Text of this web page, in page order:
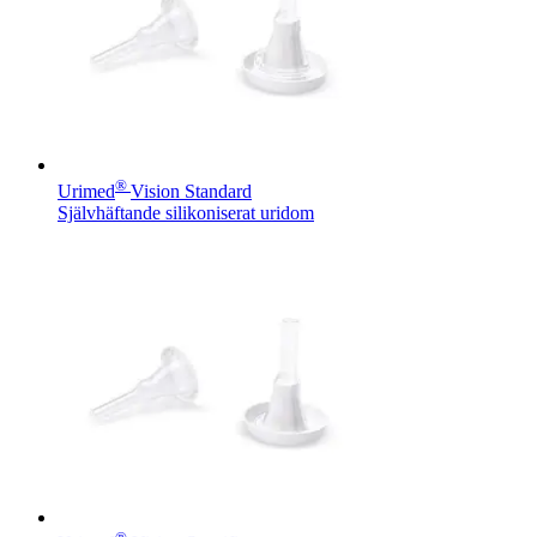
Jobba hos oss
Urimed® Vision Standard
Självhäftande silikoniserat uridom